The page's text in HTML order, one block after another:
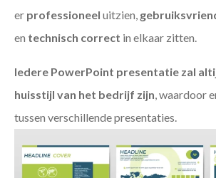
er professioneel uitzien,
en technisch correct in elkaar zitten.
Iedere PowerPoint presentatie zal
huisstijl van het bedrijf zijn, waardoor
tussen verschillende presentaties.